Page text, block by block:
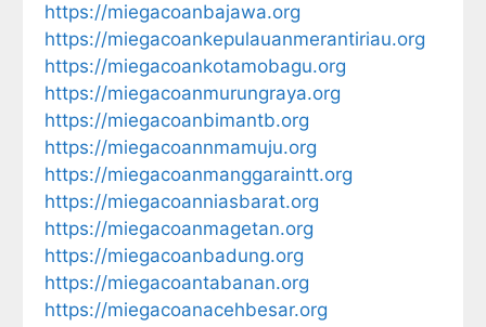
https://miegacoanbajawa.org
https://miegacoankepulauanmerantiriau.org
https://miegacoankotamobagu.org
https://miegacoanmurungraya.org
https://miegacoanbimantb.org
https://miegacoannmamuju.org
https://miegacoanmanggaraintt.org
https://miegacoanniasbarat.org
https://miegacoanmagetan.org
https://miegacoanbadung.org
https://miegacoantabanan.org
https://miegacoanacehbesar.org